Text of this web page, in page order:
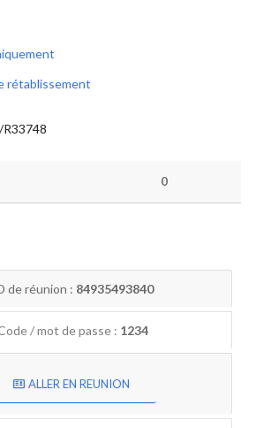
rétablissement
0
de réunion : 84935493840
/ mot de passe : 1234
ALLER EN REUNION